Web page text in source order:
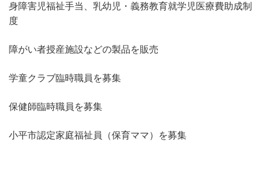
身障害児福祉手当、乳幼児・義務教育就学児医療費助成制
度
障がい者授産施設などの製品を販売
学童クラブ臨時職員を募集
保健師臨時職員を募集
小平市認定家庭福祉員（保育ママ）を募集